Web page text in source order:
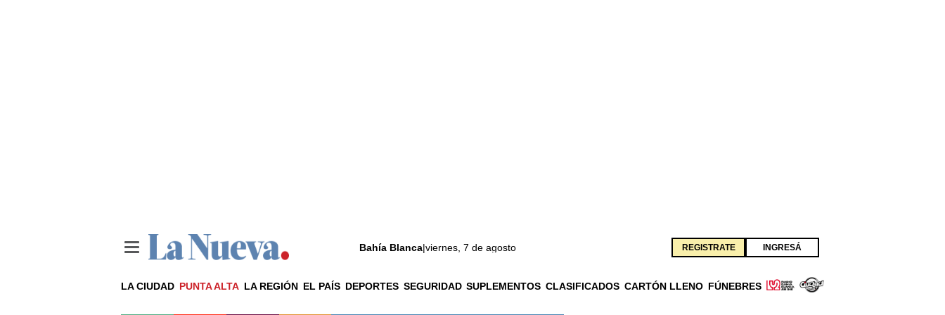
Bahía Blanca|viernes, 7 de agosto REGISTRATE INGRESÁ
LA CIUDAD PUNTA ALTA LA REGIÓN EL PAÍS DEPORTES SEGURIDAD SUPLEMENTOS CLASIFICADOS CARTÓN LLENO FÚNEBRES